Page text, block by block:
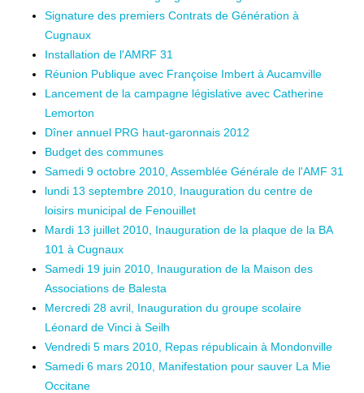
Signature des premiers Contrats de Génération à
Cugnaux
Installation de l'AMRF 31
Réunion Publique avec Françoise Imbert à Aucamville
Lancement de la campagne législative avec Catherine
Lemorton
Dîner annuel PRG haut-garonnais 2012
Budget des communes
Samedi 9 octobre 2010, Assemblée Générale de l'AMF 31
lundi 13 septembre 2010, Inauguration du centre de
loisirs municipal de Fenouillet
Mardi 13 juillet 2010, Inauguration de la plaque de la BA
101 à Cugnaux
Samedi 19 juin 2010, Inauguration de la Maison des
Associations de Balesta
Mercredi 28 avril, Inauguration du groupe scolaire
Léonard de Vinci à Seilh
Vendredi 5 mars 2010, Repas républicain à Mondonville
Samedi 6 mars 2010, Manifestation pour sauver La Mie
Occitane